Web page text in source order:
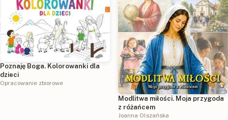
Poznaję Boga. Kolorowanki dla
dzieci
Opracowanie zbiorowe
Modlitwa miłości. Moja przygoda
z różańcem
Joanna Olszańska